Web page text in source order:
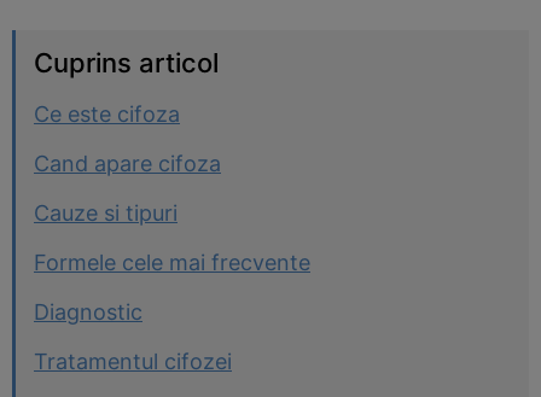
Cuprins articol
Ce este cifoza
Cand apare cifoza
Cauze si tipuri
Formele cele mai frecvente
Diagnostic
Tratamentul cifozei